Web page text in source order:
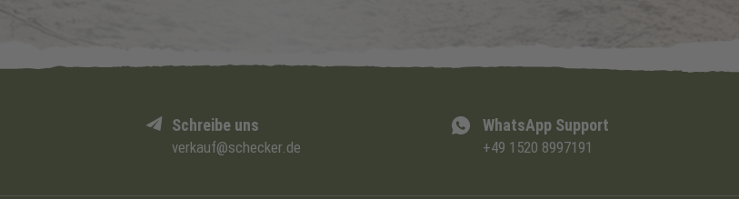
Schreibe uns
verkauf@schecker.de
WhatsApp Support
+49 1520 8997191